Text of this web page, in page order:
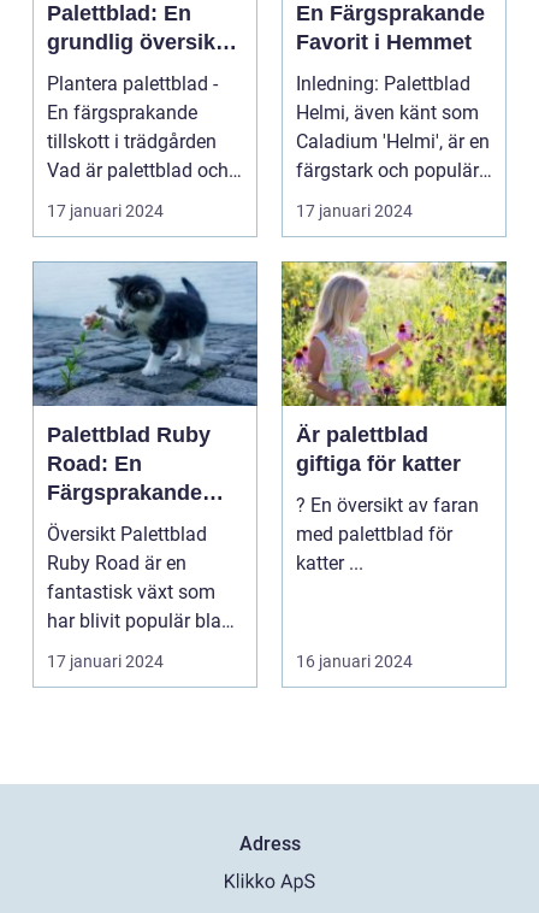
Palettblad: En
grundlig översikt
och presentation
Plantera palettblad -
En färgsprakande
tillskott i trädgården
Vad är palettblad och
vilka typer fin...
17 januari 2024
En Färgsprakande
Favorit i Hemmet
Inledning: Palettblad
Helmi, även känt som
Caladium 'Helmi', är en
färgstark och populär
växt som ha...
17 januari 2024
Palettblad Ruby
Road: En
Färgsprakande
Skapelse För
Trädgården
Översikt Palettblad
Ruby Road är en
fantastisk växt som
har blivit populär bland
trädgårdsentusiast...
17 januari 2024
Är palettblad
giftiga för katter
? En översikt av faran
med palettblad för
katter ...
16 januari 2024
Adress